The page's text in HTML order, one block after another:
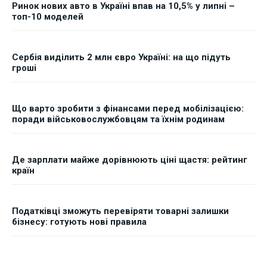
Ринок нових авто в Україні впав на 10,5% у липні –
топ-10 моделей
Сербія виділить 2 млн євро Україні: на що підуть
гроші
Що варто зробити з фінансами перед мобілізацією:
поради військовослужбовцям та їхнім родинам
Де зарплати майже дорівнюють ціні щастя: рейтинг
країн
Податківці зможуть перевіряти товарні залишки
бізнесу: готують нові правила